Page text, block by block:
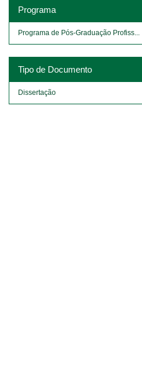
Programa
Programa de Pós-Graduação Profiss...
Tipo de Documento
Dissertação